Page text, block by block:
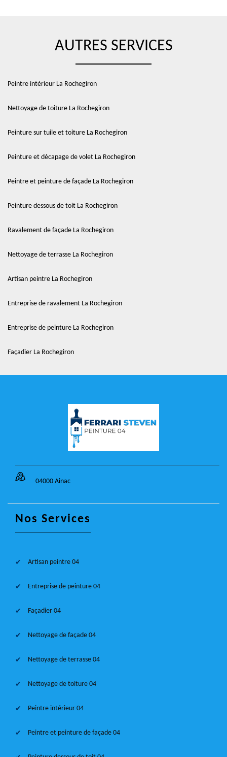
AUTRES SERVICES
Peintre intérieur La Rochegiron
Nettoyage de toiture La Rochegiron
Peinture sur tuile et toiture La Rochegiron
Peinture et décapage de volet La Rochegiron
Peintre et peinture de façade La Rochegiron
Peinture dessous de toit La Rochegiron
Ravalement de façade La Rochegiron
Nettoyage de terrasse La Rochegiron
Artisan peintre La Rochegiron
Entreprise de ravalement La Rochegiron
Entreprise de peinture La Rochegiron
Façadier La Rochegiron
04000 Ainac
Nos Services
Artisan peintre 04
Entreprise de peinture 04
Façadier 04
Nettoyage de façade 04
Nettoyage de terrasse 04
Nettoyage de toiture 04
Peintre intérieur 04
Peintre et peinture de façade 04